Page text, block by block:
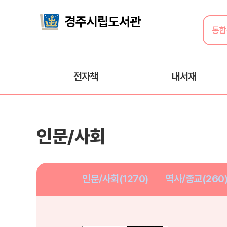
전자책 내서재
인문/사회
인문/사회(1270) 역사/종교(260)